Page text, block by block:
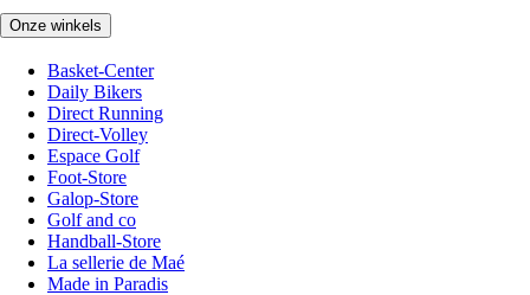
Onze winkels
Basket-Center
Daily Bikers
Direct Running
Direct-Volley
Espace Golf
Foot-Store
Galop-Store
Golf and co
Handball-Store
La sellerie de Maé
Made in Paradis